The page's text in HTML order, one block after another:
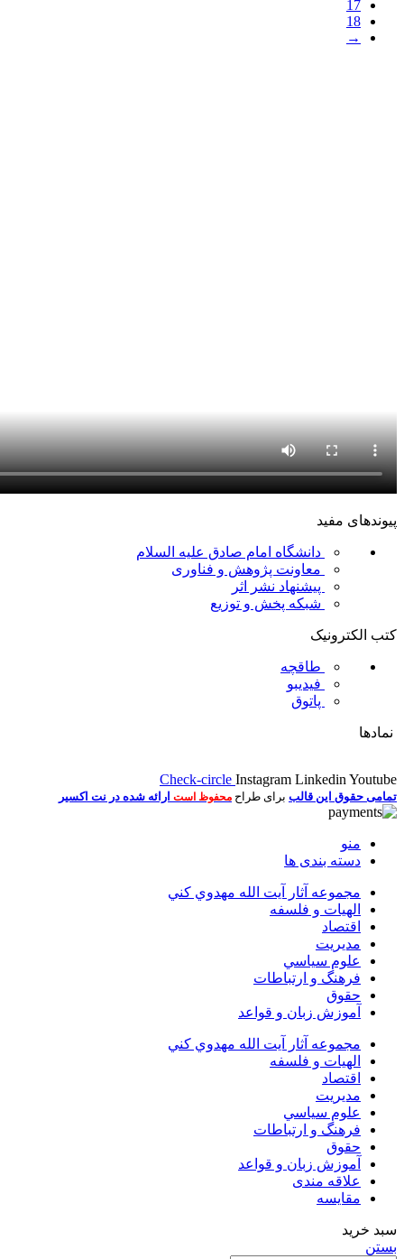
17
18
→
پیوندهای مفید
دانشگاه امام صادق علیه السلام
معاونت پژوهش و فناوری
پیشنهاد نشر اثر
شبکه پخش و توزیع
کتب الکترونیک
طاقچه
فیدیبو
پاتوق
نمادها
Check-circle Instagram Linkedin Youtube
تمامی حقوق این قالب برای طراح محفوظ است ارائه شده در نت اکسیر
منو
دسته بندی ها
مجموعه آثار آيت الله مهدوي كني
الهیات و فلسفه
اقتصاد
مديريت
علوم سياسي
فرهنگ و ارتباطات
حقوق
آموزش زبان و قواعد
مجموعه آثار آيت الله مهدوي كني
الهیات و فلسفه
اقتصاد
مديريت
علوم سياسي
فرهنگ و ارتباطات
حقوق
آموزش زبان و قواعد
علاقه مندی
مقایسه
سبد خرید
بستن